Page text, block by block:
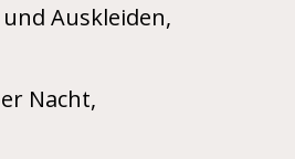
Auskleiden,
Nacht,